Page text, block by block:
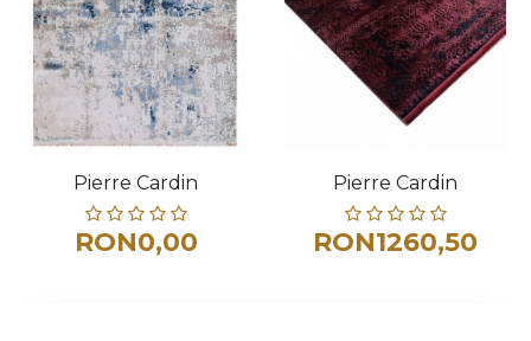
Pierre Cardin
RON0,00
Pierre Cardin
RON1260,50